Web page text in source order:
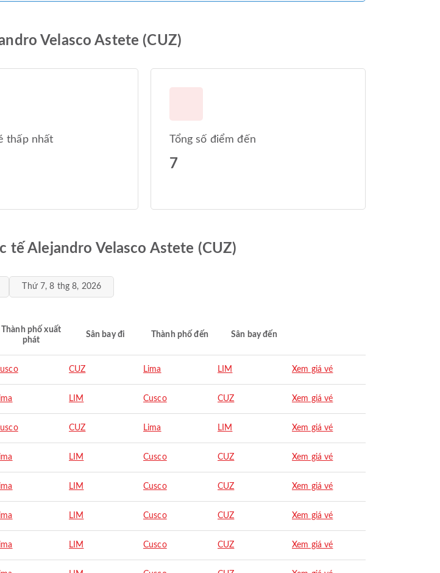
Velasco Astete (CUZ)
thấp nhất Tổng số điểm đến
7
tế Alejandro Velasco Astete (CUZ)
Thứ 7, 8 thg 8, 2026
Thành phố xuất
phát
Sân bay đi Thành phố đến Sân bay đến
CUZ Lima LIM Xem giá vé
LIM Cusco CUZ Xem giá vé
CUZ Lima LIM Xem giá vé
LIM Cusco CUZ Xem giá vé
LIM Cusco CUZ Xem giá vé
LIM Cusco CUZ Xem giá vé
LIM Cusco CUZ Xem giá vé